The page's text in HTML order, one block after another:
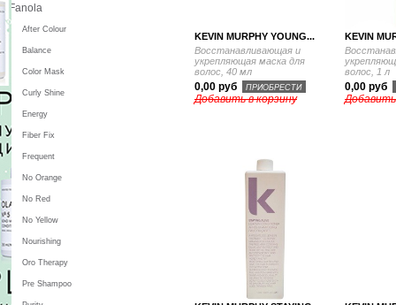
KEVIN MURPHY YOUNG...
Восстанавливающая и
укрепляющая маска для
волос, 40 мл
0,00 руб ПРИОБРЕСТИ
Добавить в корзину
KEVIN
волос, 1 л
0,00 руб
Добавить
Fanola
After Colour
Balance
Color Mask
Curly Shine
Energy
Fiber Fix
Frequent
No Orange
No Red
No Yellow
Nourishing
Oro Therapy
Pre Shampoo